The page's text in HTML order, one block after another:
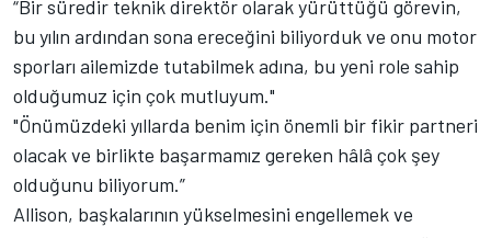
“Bir süredir teknik direktör olarak yürüttüğü görevin,
bu yılın ardından sona ereceğini biliyorduk ve onu motor
sporları ailemizde tutabilmek adına, bu yeni role sahip
olduğumuz için çok mutluyum."
"Önümüzdeki yıllarda benim için önemli bir fikir partneri
olacak ve birlikte başarmamız gereken hâlâ çok şey
olduğunu biliyorum.”
Allison, başkalarının yükselmesini engellemek ve